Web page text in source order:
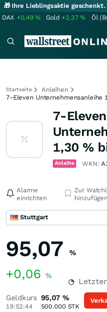
🎁 Ihre Lieblingsaktie geschenkt.
DAX +0,49% Gold +2,37% Öl
Startseite
Anleihen
7-Eleven Unternehmensanleihe
7-Eleven
1,30 %
Anleihe WKN:
Alarme
einrichten
Zur
hinzufügen
Stuttgart
95,07 %
+0,06 %
Geldkurs
19:52:44
95,07 %
500.000STK